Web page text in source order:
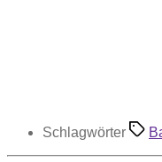
Schlagwörter